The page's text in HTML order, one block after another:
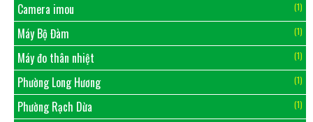
Camera imou (1)
Máy Bộ Đàm (1)
Máy đo thân nhiệt (1)
Phường Long Hương (1)
Phường Rạch Dừa (1)